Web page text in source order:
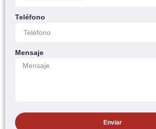
Teléfono
Mensaje
Enviar